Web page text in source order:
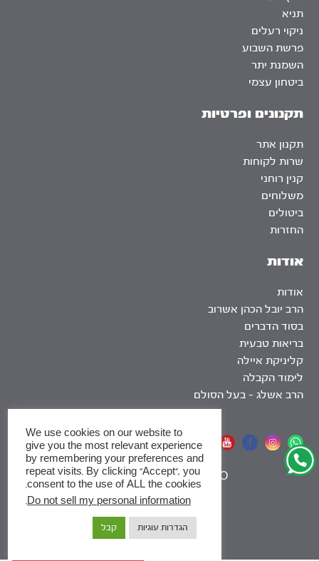
אודות
אודות
הרב יובל הכהן אשרוב
בסוד הדברים
בריאות טבעית
קליניקת איילה
לימוד הקבלה
הרב אשלג – בעל הסולם
תניא
ניקוי רעלים
פרשת השבוע
השמנת יתר
ביטחון עצמי
תקנונים ופרטיות
תקנון אתר
שרות לקוחות
קנין רוחני
משלוחים
ביטולים
החזרות
אתר שומר שבת
SEO
|
We use cookies on our website to
give you the most relevant experience
by remembering your preferences and
repeat visits. By clicking “Accept”, you
consent to the use of ALL the cookies.
Do not sell my personal information
הגדרות עוגיות קבל
x